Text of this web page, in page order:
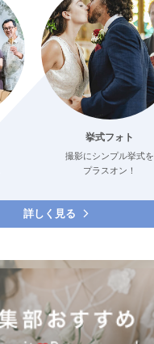
挙式フォト
撮影にシンプル挙式を
プラスオン！
詳しく見る